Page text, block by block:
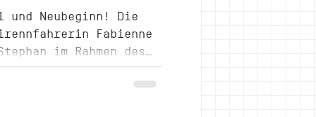
wird
und Neubeginn! Die
Fabienne
im Rahmen des
ihre bewegte